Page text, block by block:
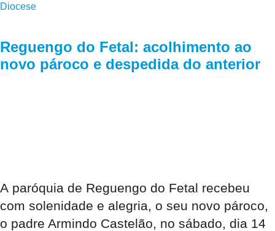
Diocese
Reguengo do Fetal: acolhimento ao
novo pároco e despedida do anterior
A paróquia de Reguengo do Fetal recebeu
com solenidade e alegria, o seu novo pároco,
o padre Armindo Castelão, no sábado, dia 14